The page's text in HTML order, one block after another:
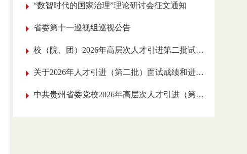
“数智时代的国家治理”理论研讨会征文通知
省委第十一巡视组巡视公告
校（院、团）2026年高层次人才引进第二批试讲人员名单公告
关于2026年人才引进（第二批）面试成绩和进入实践工作考核环节人员的公告
中共贵州省委党校2026年高层次人才引进（第二批）面试公告